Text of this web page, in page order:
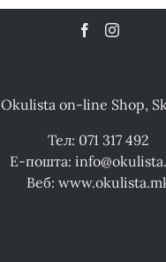
Okulista on-line Shop,
Тел: 071 317 492
Е-пошта:
Веб: